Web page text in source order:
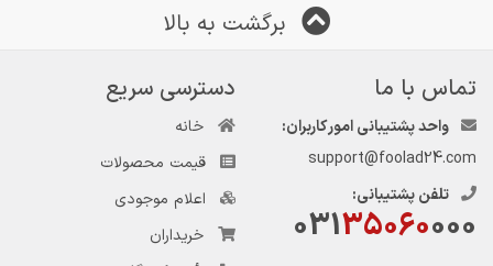
👈🏻 همراهان گرامی، برای استعلام
برگشت به بالا
تماس با ما
واحد پشتیبانی امور کاربران:
support@foolad24.com
تلفن پشتیبانی:
03135060000
دسترسی سریع
خانه
قیمت محصولات
اعلام موجودی
خریداران